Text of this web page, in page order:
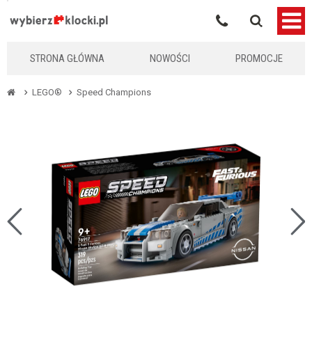
STRONA GŁÓWNA NOWOŚCI PROMOCJE
LEGO® Speed Champions